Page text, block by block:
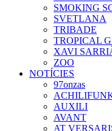
SMOKING
SVETLANA
TRIBADE
TROPICAL
XAVI
ZOO
NOTÍCIES
97onzas
AUXILI
AVANT
AT